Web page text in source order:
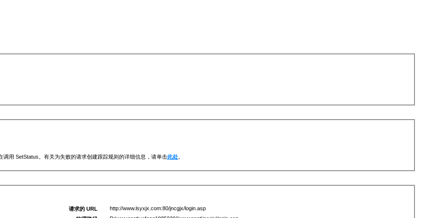
用 SetStatus。有关为失败的请求创建跟踪规则的详细信息，请单击此处。
请求的 URL
http://www.lsyxjx.com:80/jncgjx/login.asp